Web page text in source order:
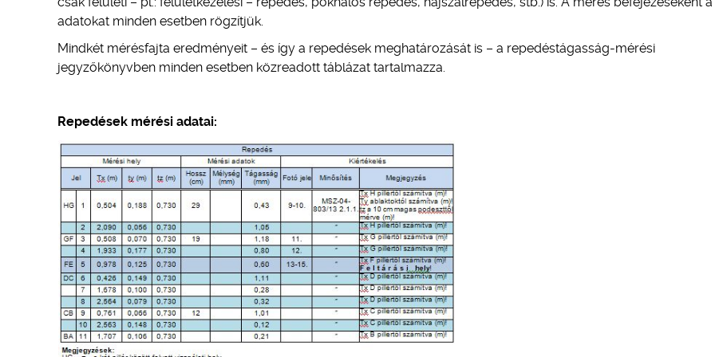
adatokat minden esetben rögzítjük.
Mindkét mérésfajta eredményeit – és így a repedések meghatározását is – a repedéstágasság-mérési
jegyzőkönyvben minden esetben közreadott táblázat tartalmazza.
Repedések mérési adatai: